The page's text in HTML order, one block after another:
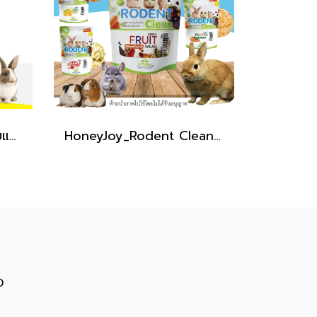
วิตามินลดท้องเสีย_สำหรับแฮมเตอร์กระต่าย [S] HoneyJoy_Rodent Clean [4แบบ / ผลไม้อบแห้ง]